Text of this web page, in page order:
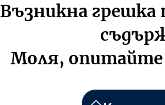
Възникна грешка
Моля,